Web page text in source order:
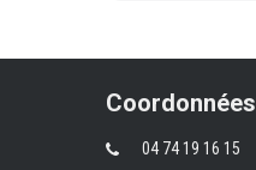
Coordonnées
04 74 19 16 15